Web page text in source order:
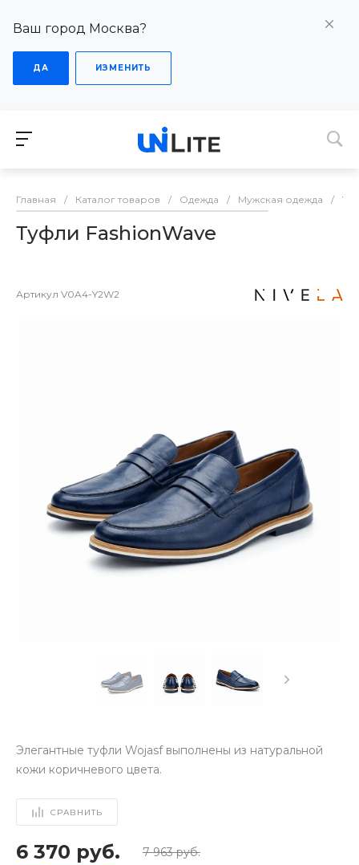
Ваш город Москва?
ДА ИЗМЕНИТЬ
Главная / Каталог товаров / Одежда / Мужская одежда /
Туфли FashionWave
Артикул V0A4-Y2W2
Элегантные туфли Wojasf выполнены из натуральной
кожи коричневого цвета.
СРАВНИТЬ
6 370 руб. 7 963 руб.